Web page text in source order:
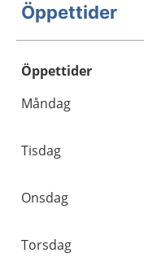
Öppettider
Öppettider
Dag
Öppettider
Kommentarer
Måndag
Tisdag
Onsdag
Torsdag